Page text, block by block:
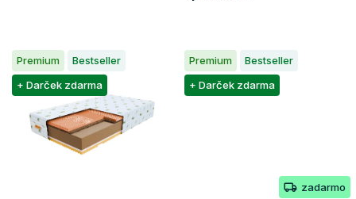
Premium
Bestseller
+ Darček zdarma
Premium
Bestseller
+ Darček zdarma
zadarmo